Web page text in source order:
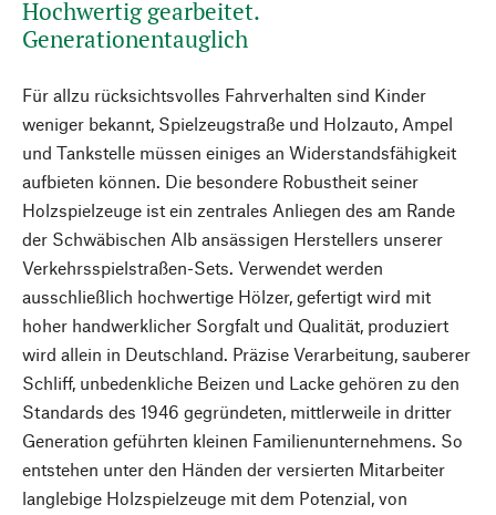
Hochwertig gearbeitet.
Generationentauglich
Für allzu rücksichtsvolles Fahrverhalten sind Kinder
weniger bekannt, Spielzeugstraße und Holzauto, Ampel
und Tankstelle müssen einiges an Widerstandsfähigkeit
aufbieten können. Die besondere Robustheit seiner
Holzspielzeuge ist ein zentrales Anliegen des am Rande
der Schwäbischen Alb ansässigen Herstellers unserer
Verkehrsspielstraßen-Sets. Verwendet werden
ausschließlich hochwertige Hölzer, gefertigt wird mit
hoher handwerklicher Sorgfalt und Qualität, produziert
wird allein in Deutschland. Präzise Verarbeitung, sauberer
Schliff, unbedenkliche Beizen und Lacke gehören zu den
Standards des 1946 gegründeten, mittlerweile in dritter
Generation geführten kleinen Familienunternehmens. So
entstehen unter den Händen der versierten Mitarbeiter
langlebige Holzspielzeuge mit dem Potenzial, von